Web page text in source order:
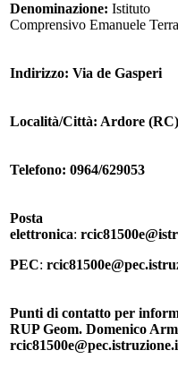
Denominazione: Istituto
Comprensivo Emanuele
Indirizzo: Via de Gasperi
Località/Città: Ardore (RC)
Telefono: 0964/629053
Posta
elettronica:
PEC:
Punti di contatto per
RUP Geom. Domenico